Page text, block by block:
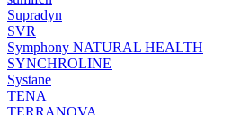
Supradyn
SVR
Symphony NATURAL HEALTH
SYNCHROLINE
Systane
TENA
TERRANOVA